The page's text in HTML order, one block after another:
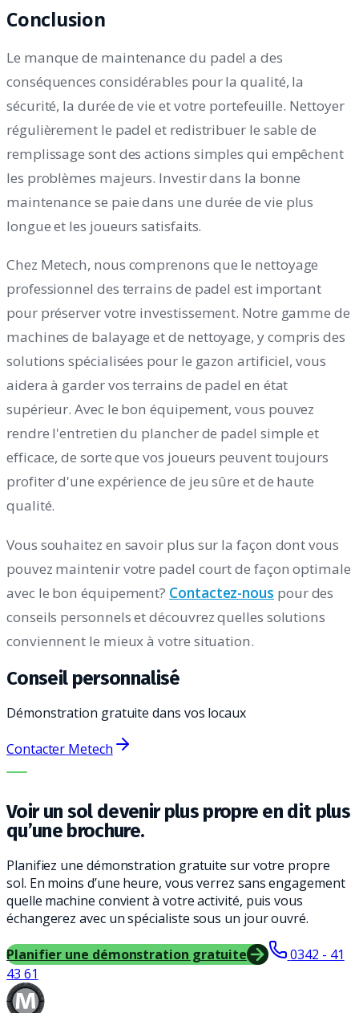
Conclusion
Le manque de maintenance du padel a des
conséquences considérables pour la qualité, la
sécurité, la durée de vie et votre portefeuille. Nettoyer
régulièrement le padel et redistribuer le sable de
remplissage sont des actions simples qui empêchent
les problèmes majeurs. Investir dans la bonne
maintenance se paie dans une durée de vie plus
longue et les joueurs satisfaits.
Chez Metech, nous comprenons que le nettoyage
professionnel des terrains de padel est important
pour préserver votre investissement. Notre gamme de
machines de balayage et de nettoyage, y compris des
solutions spécialisées pour le gazon artificiel, vous
aidera à garder vos terrains de padel en état
supérieur. Avec le bon équipement, vous pouvez
rendre l'entretien du plancher de padel simple et
efficace, de sorte que vos joueurs peuvent toujours
profiter d'une expérience de jeu sûre et de haute
qualité.
Vous souhaitez en savoir plus sur la façon dont vous
pouvez maintenir votre padel court de façon optimale
avec le bon équipement? Contactez-nous pour des
conseils personnels et découvrez quelles solutions
conviennent le mieux à votre situation.
Conseil personnalisé
Démonstration gratuite dans vos locaux
Contacter Metech
LA BONNE MACHINE. LE MEILLEUR SERVICE.
Voir un sol devenir plus propre en dit plus
qu’une brochure.
Planifiez une démonstration gratuite sur votre propre
sol. En moins d’une heure, vous verrez sans engagement
quelle machine convient à votre activité, puis vous
échangerez avec un spécialiste sous un jour ouvré.
Planifier une démonstration gratuite
0342 - 41
43 61